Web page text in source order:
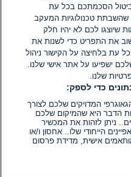
הסכמתכם בכל עת
שהשבתת טכנולוגיות המעקב
שיוצגו לכם לא יהיו חלק
את התפריט כדי לשנות את
עת בלחיצה על הקישור ניהול
ישפיעו על אתר אישי שלנו.
שלנו.
כדי לספק:
המדויקים שלכם לצורך
הדבר היא שהמיקום שלכם
ניתן לזהות את המכשיר
הייחודי שלו.. אחסון ו/או
אישית, מדידת פרסום